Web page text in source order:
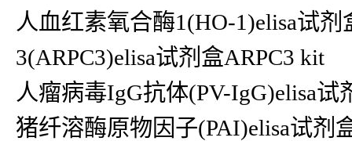
人血红素氧合酶1(HO-1)elisa试
3(ARPC3)elisa试剂盒ARPC3 kit
人瘤病毒IgG抗体(PV-IgG)elisa试
猪纤溶酶原物因子(PAI)elisa试剂